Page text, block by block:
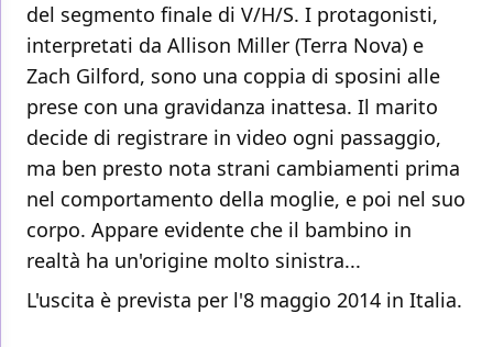
del segmento finale di V/H/S. I protagonisti,
interpretati da Allison Miller (Terra Nova) e
Zach Gilford, sono una coppia di sposini alle
prese con una gravidanza inattesa. Il marito
decide di registrare in video ogni passaggio,
ma ben presto nota strani cambiamenti prima
nel comportamento della moglie, e poi nel suo
corpo. Appare evidente che il bambino in
realtà ha un'origine molto sinistra...
L'uscita è prevista per l'8 maggio 2014 in Italia.